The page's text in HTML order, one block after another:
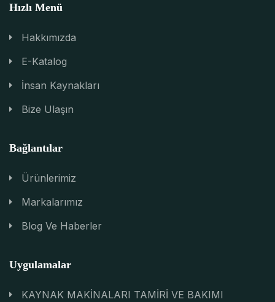
Hızlı Menü
Hakkımızda
E-Katalog
İnsan Kaynakları
Bize Ulaşın
Bağlantılar
Ürünlerimiz
Markalarımız
Blog Ve Haberler
Uygulamalar
KAYNAK MAKİNALARI TAMİRİ VE BAKIMI